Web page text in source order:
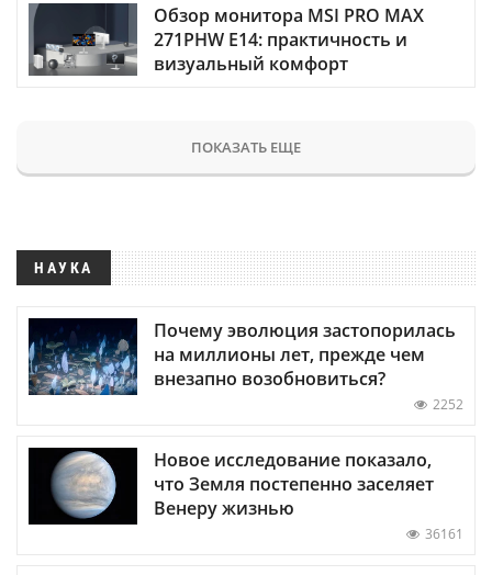
Обзор монитора MSI PRO MAX
271PHW E14: практичность и
визуальный комфорт
ПОКАЗАТЬ ЕЩЕ
НАУКА
Почему эволюция застопорилась
на миллионы лет, прежде чем
внезапно возобновиться?
2252
Новое исследование показало,
что Земля постепенно заселяет
Венеру жизнью
36161